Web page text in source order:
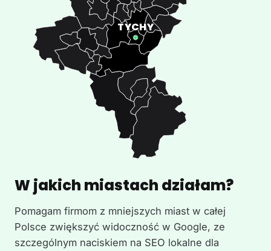
W jakich miastach działam?
Pomagam firmom z mniejszych miast w całej
Polsce zwiększyć widoczność w Google, ze
szczególnym naciskiem na SEO lokalne dla